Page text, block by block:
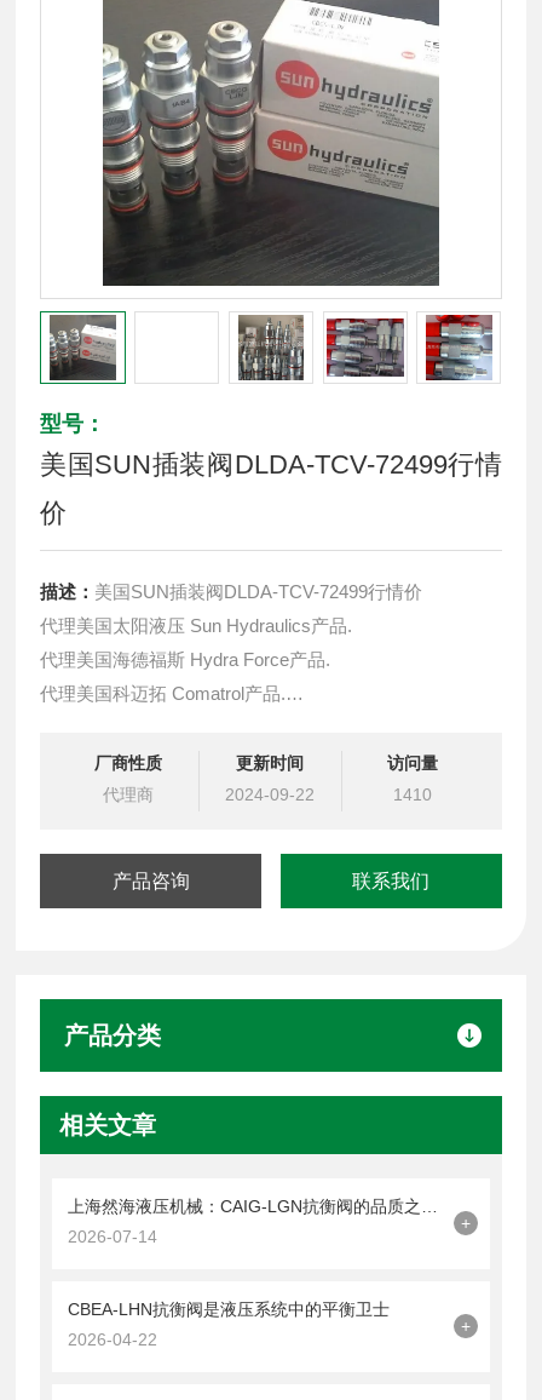
型号：
美国SUN插装阀DLDA-TCV-72499行情
价
描述： 美国SUN插装阀DLDA-TCV-72499行情价
代理美国太阳液压 Sun Hydraulics产品.
代理美国海德福斯 Hydra Force产品.
代理美国科迈拓 Comatrol产品.
提供油路系统设计,油路块设计,阀块设计与选型
液压油缸，经销力士乐、派克、中国台湾北部等液压元件
厂商性质
代理商
更新时间
2024-09-22
访问量
1410
产品咨询 联系我们
产品分类
相关文章
2026-07-14
+
CBEA-LHN抗衡阀是液压系统中的平衡卫士
2026-04-22
+